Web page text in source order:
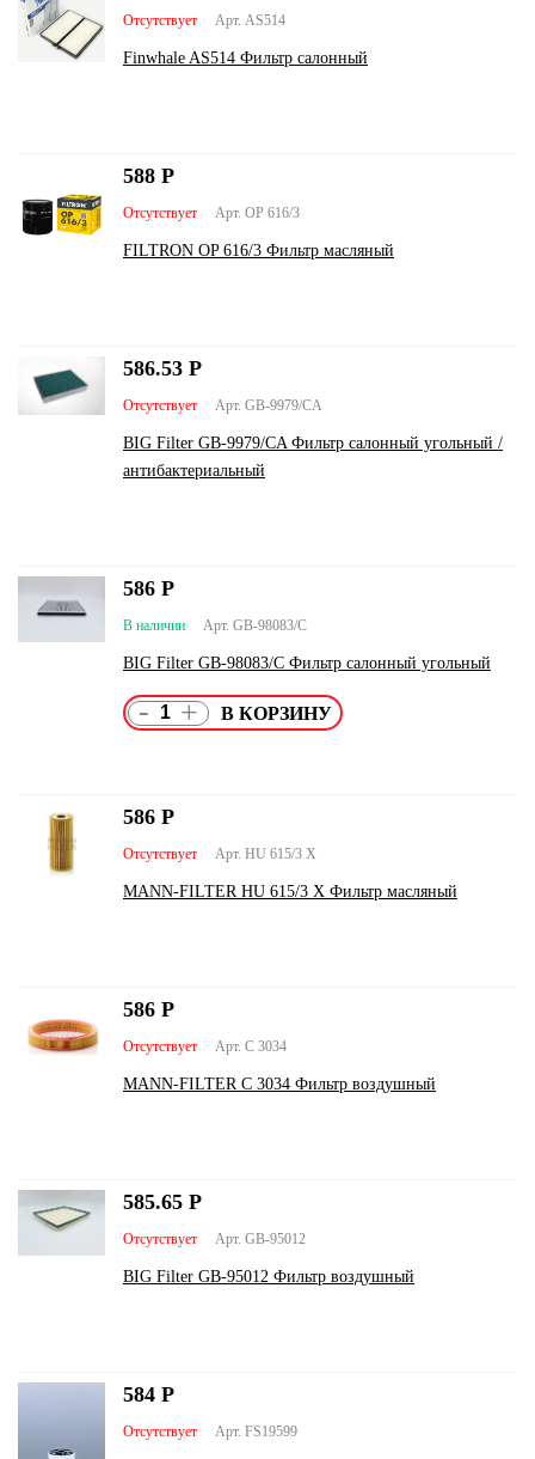
Арт. AS514
Отсутствует
Finwhale AS514 Фильтр салонный
Арт. OP 616/3
Отсутствует
FILTRON OP 616/3 Фильтр масляный
588 Р
Арт. GB-9979/CA
Отсутствует
BIG Filter GB-9979/CA Фильтр салонный угольный /
антибактериальный
586.53 Р
Арт. GB-98083/C
В наличии
BIG Filter GB-98083/C Фильтр салонный угольный
586 Р
- +
Арт. HU 615/3 X
Отсутствует
MANN-FILTER HU 615/3 X Фильтр масляный
586 Р
Арт. C 3034
Отсутствует
MANN-FILTER C 3034 Фильтр воздушный
586 Р
Арт. GB-95012
Отсутствует
BIG Filter GB-95012 Фильтр воздушный
585.65 Р
Арт. FS19599
Отсутствует
584 Р